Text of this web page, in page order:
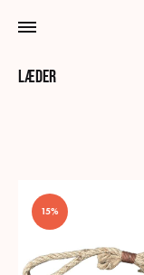
Læder
15%